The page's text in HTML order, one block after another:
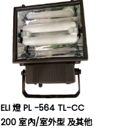
ELI 燈 PL -564 TL-CC
200 室內/室外型 及其他